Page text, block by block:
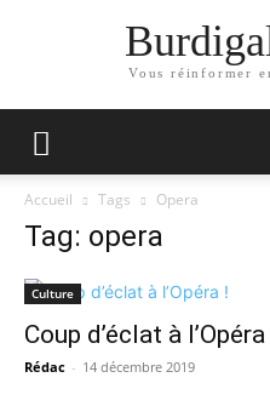
Vous réinformer
Accueil Tags Opera
Tag: opera
Culture
Coup d’éclat à l’Opéra
Rédac - 14 décembre 2019